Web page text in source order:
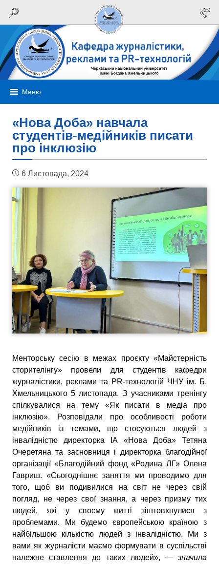
Меню
«Нова Доба» навчала
студентів-медійників писати
про інклюзію
6 Листопада, 2024
Менторську сесію в межах проєкту «Майстерність
сторителінгу» провели для студентів кафедри
журналістики, реклами та PR-технологій ЧНУ ім. Б.
Хмельницького 5 листопада. З учасниками тренінгу
спілкувалися на тему «Як писати в медіа про
інклюзію». Розповідали про особливості роботи
медійників із темами, що стосуються людей з
інвалідністю директорка ІА «Нова Доба» Тетяна
Очеретяна та засновниця і директорка благодійної
організації «Благодійний фонд «Родина ЛГ» Олена
Гавриш. «Сьогоднішнє заняття ми проводимо для
того, щоб ви подивилися на світ не через свій
погляд, не через свої знання, а через призму тих
людей, які у своєму житті зіштовхнулися з
проблемами. Ми будемо європейською країною з
найбільшою кількістю людей з інвалідністю. Ми з
вами як журналісти маємо формувати в суспільстві
належне ставлення до таких людей», — значила